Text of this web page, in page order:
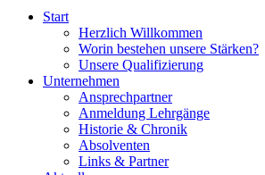
Start
Herzlich Willkommen
Worin bestehen unsere Stärken?
Unsere Qualifizierung
Unternehmen
Ansprechpartner
Anmeldung Lehrgänge
Historie & Chronik
Absolventen
Links & Partner